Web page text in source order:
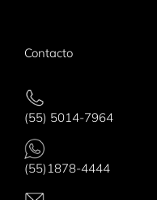
Contacto
(55) 5014-7964
(55)1878-4444